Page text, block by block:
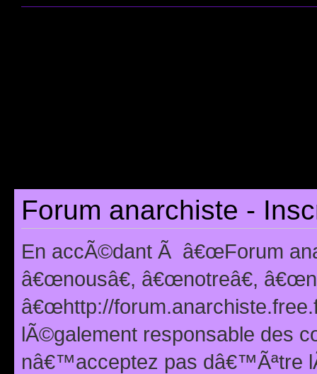
Forum anarchiste -
En accÃ©dant Ã â€œForum
â€œnousâ€, â€œnotreâ€,
â€œhttp://
lÃ©galement responsable des
nâ€™acceptez pas dâ€™Ãªtre